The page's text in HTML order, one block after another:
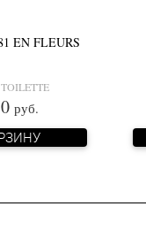
EN FLEURS
руб.